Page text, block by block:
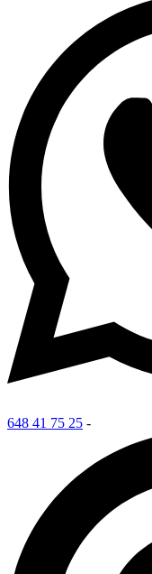
648 41 75 25 -